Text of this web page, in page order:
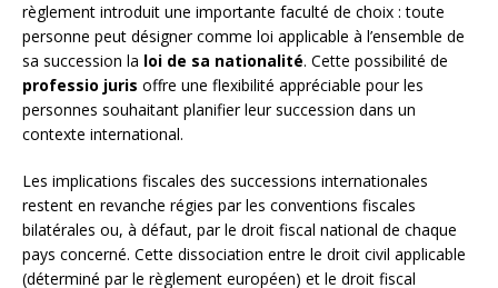
règlement introduit une importante faculté de choix : toute
personne peut désigner comme loi applicable à l’ensemble de
sa succession la loi de sa nationalité. Cette possibilité de
professio juris offre une flexibilité appréciable pour les
personnes souhaitant planifier leur succession dans un
contexte international.
Les implications fiscales des successions internationales
restent en revanche régies par les conventions fiscales
bilatérales ou, à défaut, par le droit fiscal national de chaque
pays concerné. Cette dissociation entre le droit civil applicable
(déterminé par le règlement européen) et le droit fiscal